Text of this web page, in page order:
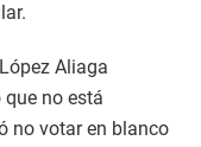
Aliaga
no está
no votar en blanco